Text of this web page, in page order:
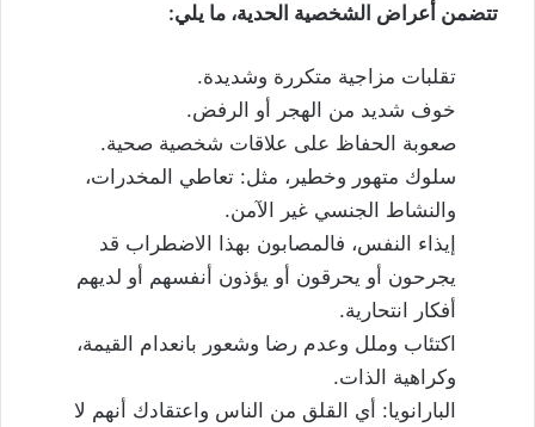
تتضمن أعراض الشخصية الحدية، ما يلي:
تقلبات مزاجية متكررة وشديدة.
خوف شديد من الهجر أو الرفض.
صعوبة الحفاظ على علاقات شخصية صحية.
سلوك متهور وخطير، مثل: تعاطي المخدرات،
والنشاط الجنسي غير الآمن.
إيذاء النفس، فالمصابون بهذا الاضطراب قد
يجرحون أو يحرقون أو يؤذون أنفسهم أو لديهم
أفكار انتحارية.
اكتئاب وملل وعدم رضا وشعور بانعدام القيمة،
وكراهية الذات.
البارانويا: أي القلق من الناس واعتقادك أنهم لا